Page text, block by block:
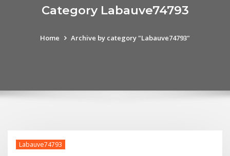
Category Labauve74793
Home Archive by category "Labauve74793"
Labauve74793